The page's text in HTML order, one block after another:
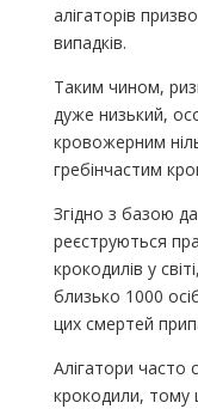
алігаторів
випадків.
Таким чином,
дуже низький,
кровожерним
гребінчастим
Згідно з базою
реєструються
крокодилів у
близько 1000
цих смертей
Алігатори часто
крокодили, тому